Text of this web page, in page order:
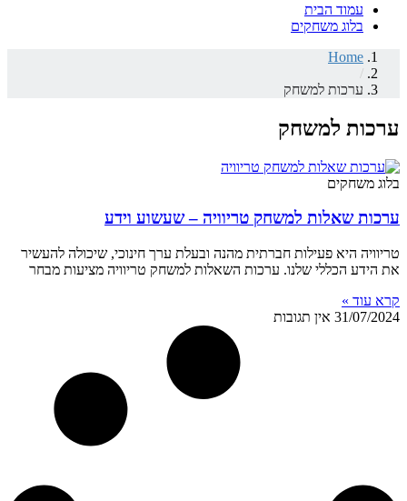
עמוד הבית
בלוג משחקים
Home
/
ערכות למשחק
ערכות למשחק
בלוג משחקים
ערכות שאלות למשחק טריוויה – שעשוע וידע
טריוויה היא פעילות חברתית מהנה ובעלת ערך חינוכי, שיכולה להעשיר
את הידע הכללי שלנו. ערכות השאלות למשחק טריוויה מציעות מבחר
קרא עוד »
31/07/2024 אין תגובות